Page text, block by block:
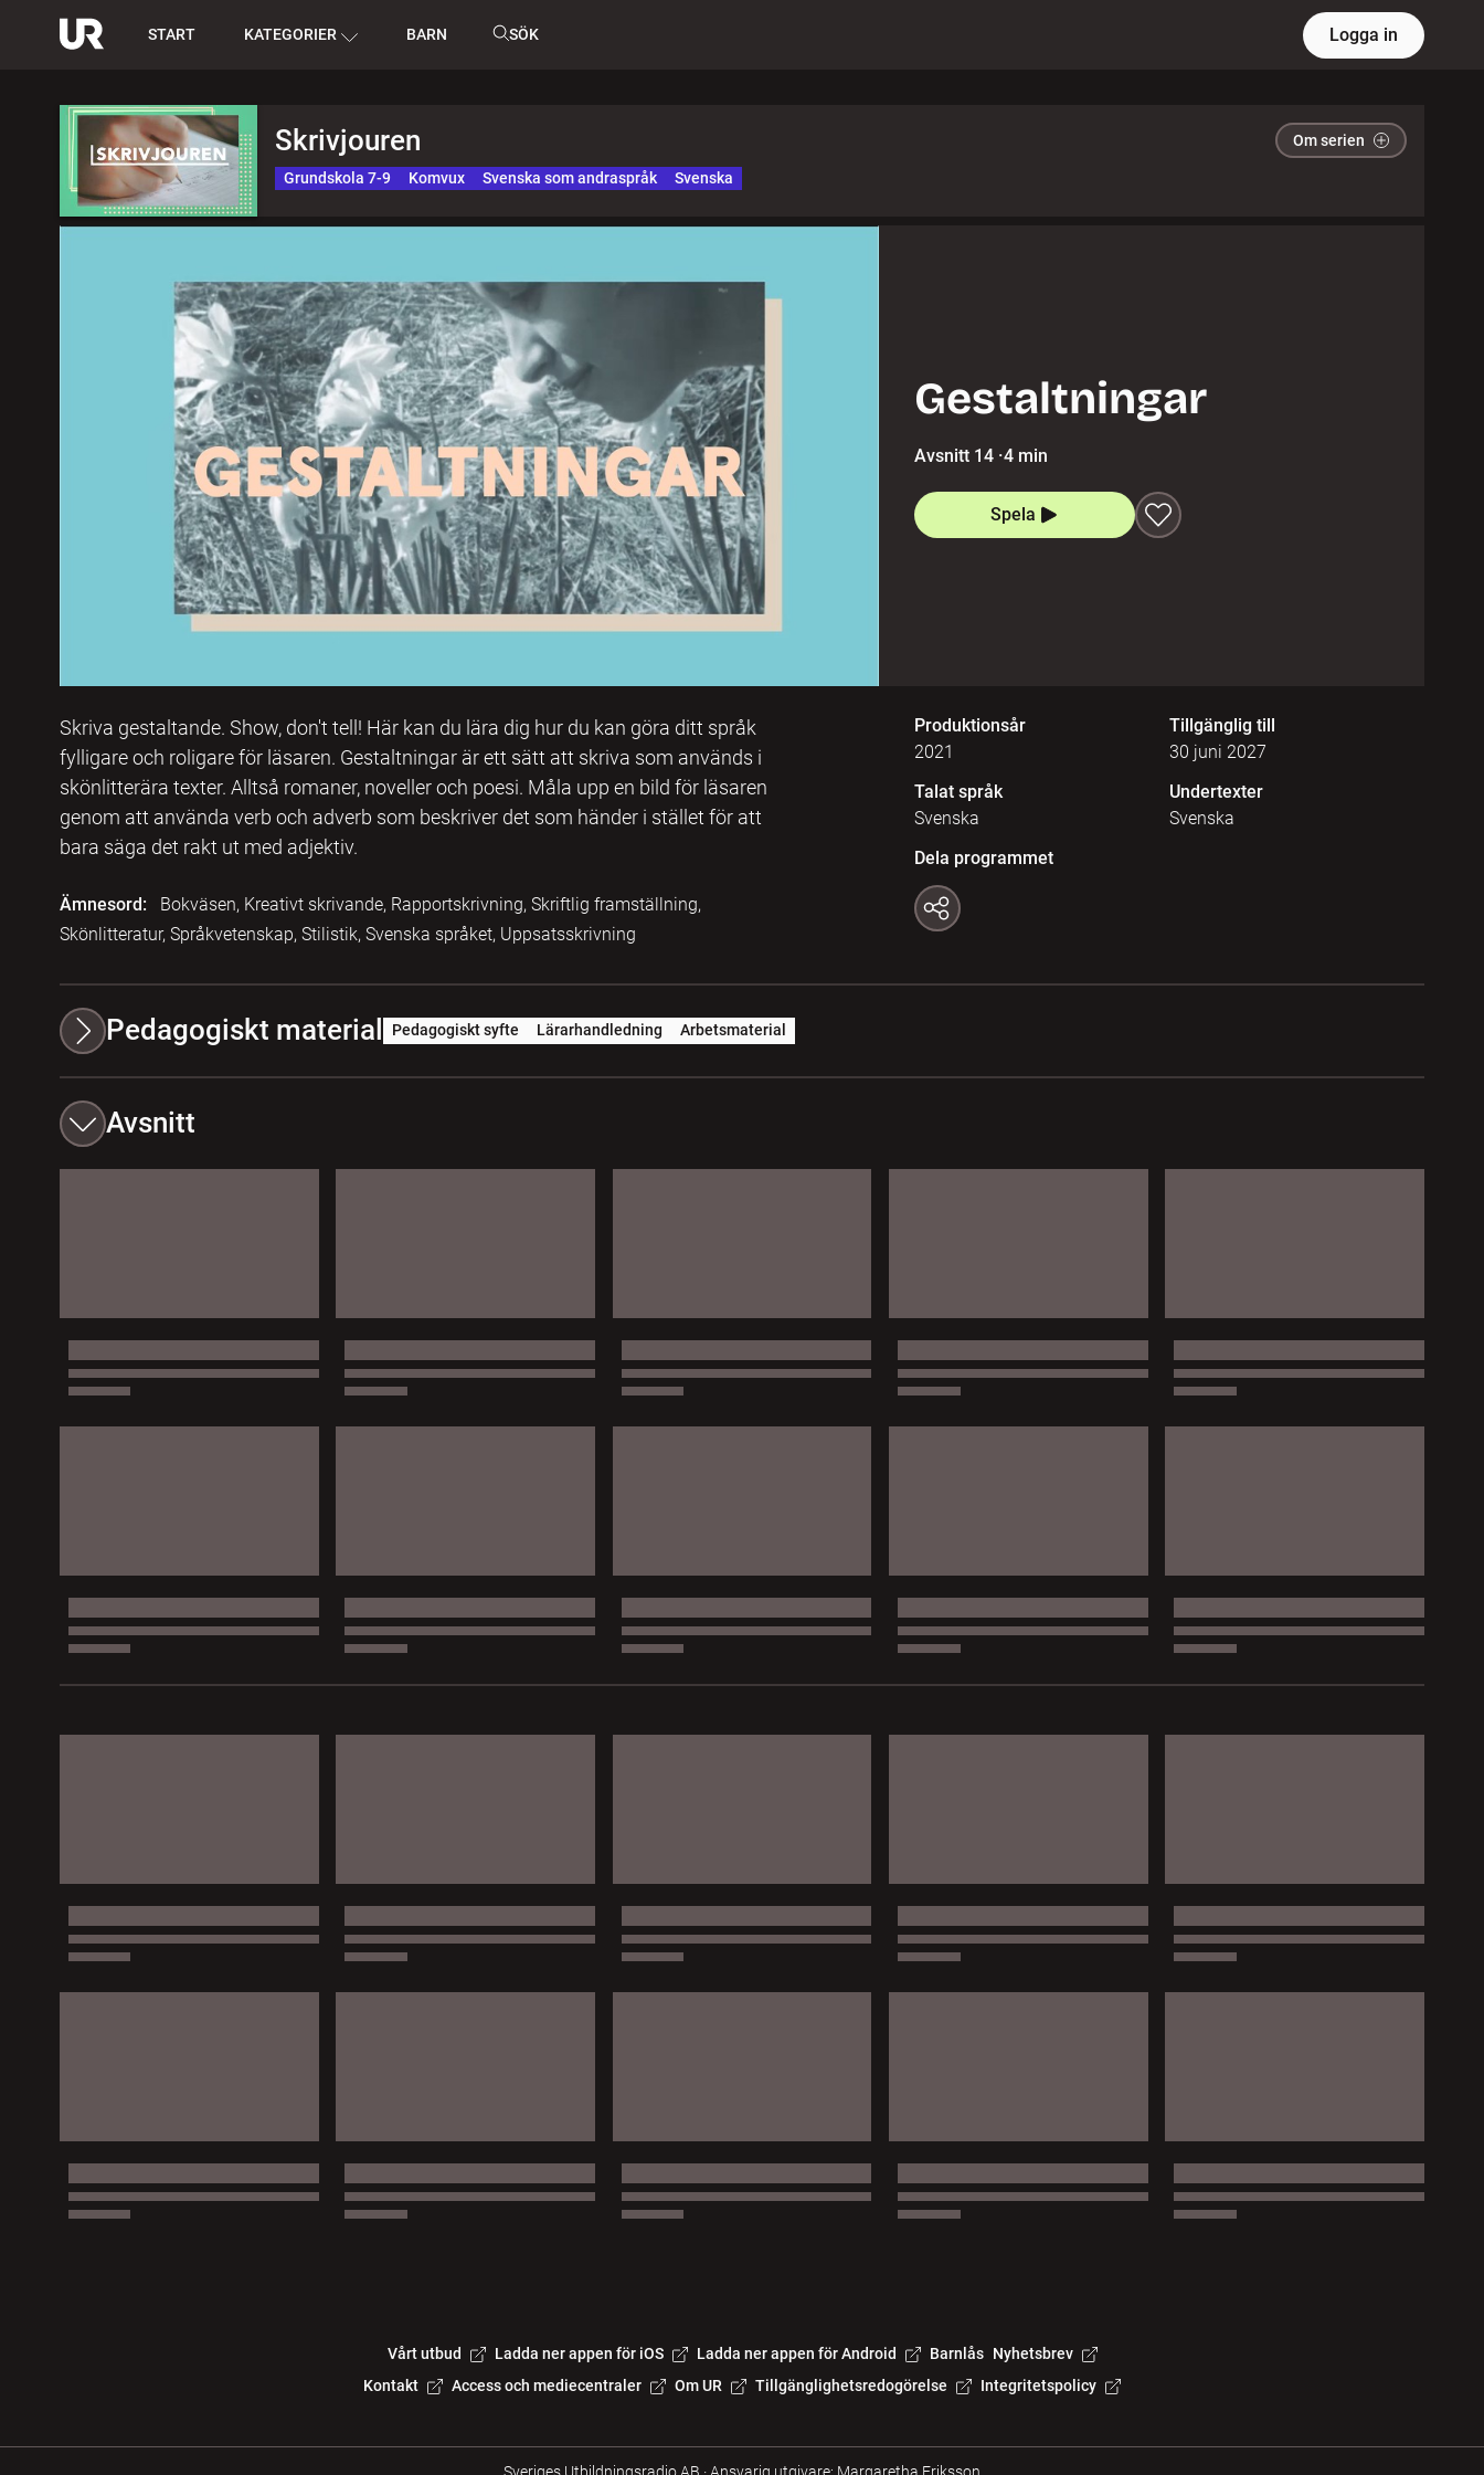
START KATEGORIER BARN SÖK Logga in
Skrivjouren Om serien
Grundskola 7-9 Komvux Svenska som andraspråk Svenska
Gestaltningar
Avsnitt 14 ·4 min
Spela
Skriva gestaltande. Show, don't tell! Här kan du lära dig hur du kan göra ditt språk
fylligare och roligare för läsaren. Gestaltningar är ett sätt att skriva som används i
skönlitterära texter. Alltså romaner, noveller och poesi. Måla upp en bild för läsaren
genom att använda verb och adverb som beskriver det som händer i stället för att
bara säga det rakt ut med adjektiv.
Ämnesord:
Bokväsen, Kreativt skrivande, Rapportskrivning, Skriftlig framställning,
Skönlitteratur, Språkvetenskap, Stilistik, Svenska språket, Uppsatsskrivning
Produktionsår
2021
Tillgänglig till
30 juni 2027
Talat språk
Svenska
Undertexter
Svenska
Dela programmet
Pedagogiskt material Pedagogiskt syfte Lärarhandledning Arbetsmaterial
Avsnitt
Vårt utbud Ladda ner appen för iOS Ladda ner appen för Android Barnlås Nyhetsbrev
Kontakt
Access och mediecentraler Om UR Tillgänglighetsredogörelse Integritetspolicy